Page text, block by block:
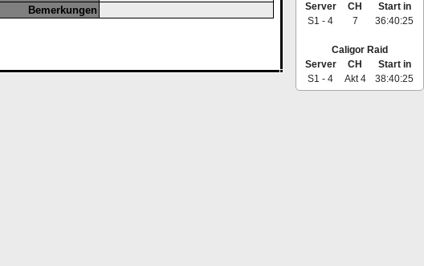
Bemerkungen
Server
CH
Start in
S1 - 4
7 36:40:24
Caligor Raid
Server
CH
Start in
S1 - 4
Akt 4 38:40:24